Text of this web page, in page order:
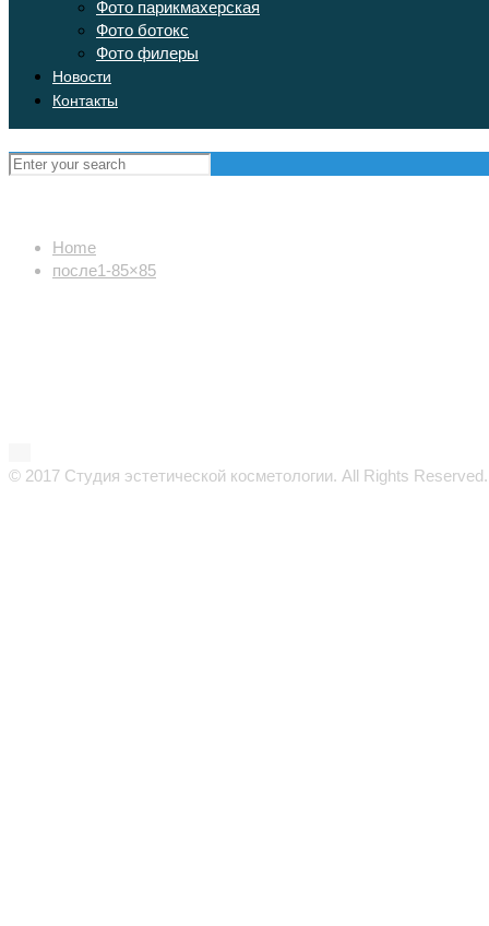
Фото парикмахерская
Фото ботокс
Фото филеры
Новости
Контакты
Home
после1-85×85
© 2017 Студия эстетической косметологии. All Rights Reserved.